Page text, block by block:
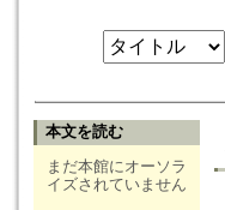
本文を読む
まだ本館にオーソラ
イズされていません